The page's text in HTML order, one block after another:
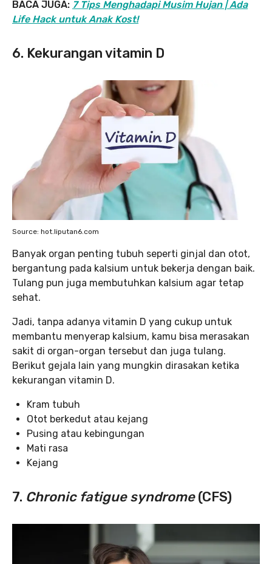
BACA JUGA: 7 Tips Menghadapi Musim Hujan | Ada
Life Hack untuk Anak Kost!
6. Kekurangan vitamin D
Source: hot.liputan6.com
Banyak organ penting tubuh seperti ginjal dan otot,
bergantung pada kalsium untuk bekerja dengan baik.
Tulang pun juga membutuhkan kalsium agar tetap
sehat.
Jadi, tanpa adanya vitamin D yang cukup untuk
membantu menyerap kalsium, kamu bisa merasakan
sakit di organ-organ tersebut dan juga tulang.
Berikut gejala lain yang mungkin dirasakan ketika
kekurangan vitamin D.
Kram tubuh
Otot berkedut atau kejang
Pusing atau kebingungan
Mati rasa
Kejang
7. Chronic fatigue syndrome(CFS)